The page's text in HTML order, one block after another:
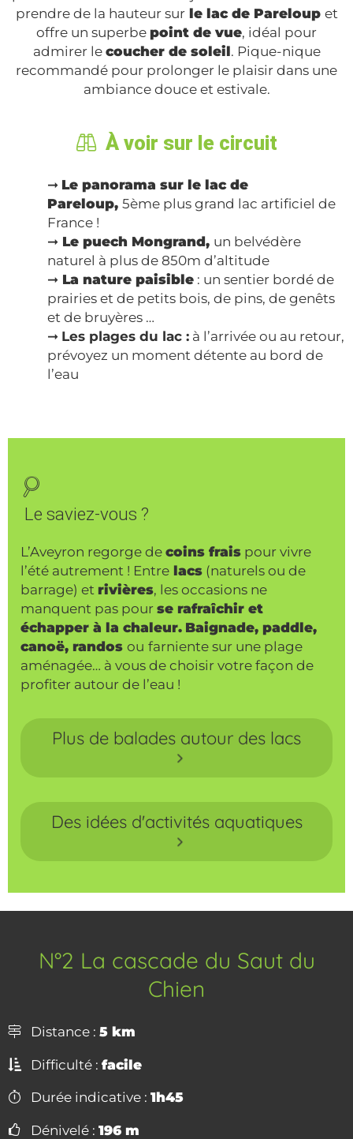
prendre de la hauteur surle lac de Pareloup et
offre un superbe point de vue, idéal pour
admirer le coucher de soleil. Pique-nique
recommandé pour prolonger le plaisir dans une
ambiance douce et estivale.
À voir sur le circuit
➞ Le panorama sur le lac de
Pareloup, 5ème plus grand lac artificiel de
France !
➞ Le puech Mongrand, un belvédère
naturel à plus de 850m d’altitude
➞ La nature paisible : un sentier bordé de
prairies et de petits bois, de pins, de genêts
et de bruyères …
➞ Les plages du lac : à l’arrivée ou au retour,
prévoyez un moment détente au bord de
l’eau
Le saviez-vous ?
L’Aveyron regorge de coins frais pour vivre
l’été autrement ! Entre lacs (naturels ou de
barrage) et rivières, les occasions ne
manquent pas pour se rafraîchir et
échapper à la chaleur. Baignade, paddle,
canoë, randos ou farniente sur une plage
aménagée… à vous de choisir votre façon de
profiter autour de l’eau !
Plus de balades autour des lacs
Des idées d'activités aquatiques
N°2 La cascade du Saut du
Chien
Distance : 5 km
Difficulté : facile
Durée indicative : 1h45
Dénivelé : 196 m